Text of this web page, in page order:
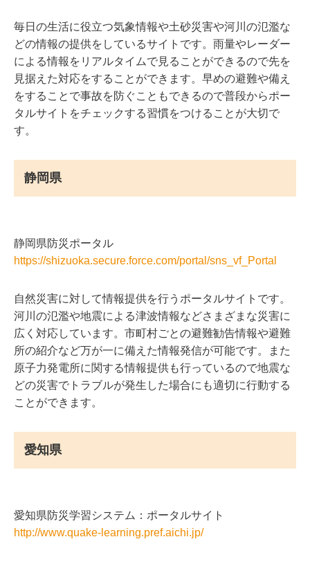
毎日の生活に役立つ気象情報や土砂災害や河川の氾濫な
どの情報の提供をしているサイトです。雨量やレーダー
による情報をリアルタイムで見ることができるので先を
見据えた対応をすることができます。早めの避難や備え
をすることで事故を防ぐこともできるので普段からポー
タルサイトをチェックする習慣をつけることが大切で
す。
静岡県
静岡県防災ポータル
https://shizuoka.secure.force.com/portal/sns_vf_Portal
自然災害に対して情報提供を行うポータルサイトです。
河川の氾濫や地震による津波情報などさまざまな災害に
広く対応しています。市町村ごとの避難勧告情報や避難
所の紹介など万が一に備えた情報発信が可能です。また
原子力発電所に関する情報提供も行っているので地震な
どの災害でトラブルが発生した場合にも適切に行動する
ことができます。
愛知県
愛知県防災学習システム：ポータルサイト
http://www.quake-learning.pref.aichi.jp/